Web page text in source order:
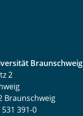
Braunschweig
2
Braunschweig
391-0